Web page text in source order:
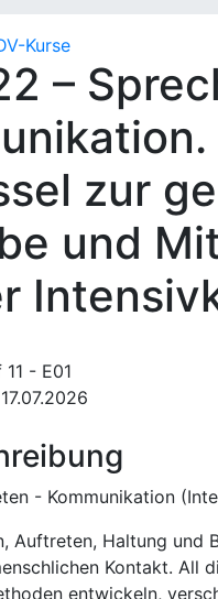
Kurse
–
zur
und
- E01
- Kommunikation
Auftreten, Hal­tung und
Kontakt. All
entwickeln,